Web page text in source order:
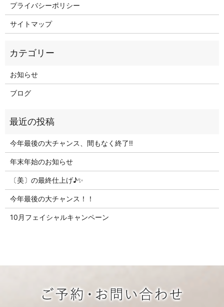
プライバシーポリシー
サイトマップ
お知らせ
ブログ
今年最後の大チャンス、間もなく終了‼
年末年始のお知らせ
〔美〕の最終仕上げ♪✨
今年最後の大チャンス！！
10月フェイシャルキャンペーン